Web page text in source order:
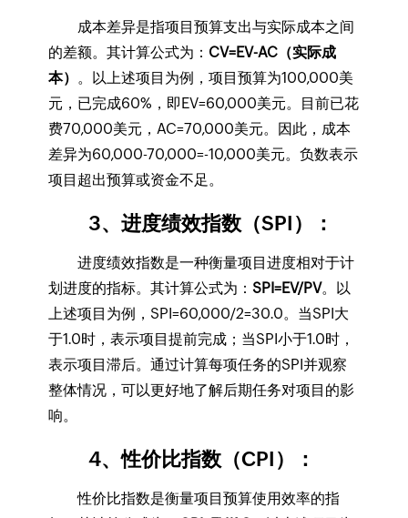
成本差异是指项目预算支出与实际成本之间
的差额。其计算公式为： CV=EV-AC（实际成
本） 。以上述项目为例，项目预算为100,000美
元，已完成60%，即EV=60,000美元。目前已花
费70,000美元，AC=70,000美元。因此，成本
差异为60,000-70,000=-10,000美元。负数表示
项目超出预算或资金不足。
3、进度绩效指数（SPI）：
进度绩效指数是一种衡量项目进度相对于计
划进度的指标。其计算公式为： SPI=EV/PV。以
上述项目为例，SPI=60,000/2=30.0。当SPI大
于1.0时，表示项目提前完成；当SPI小于1.0时，
表示项目滞后。通过计算每项任务的SPI并观察
整体情况，可以更好地了解后期任务对项目的影
响。
4、性价比指数（CPI）：
性价比指数是衡量项目预算使用效率的指